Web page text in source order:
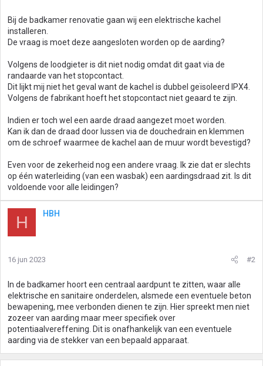
Bij de badkamer renovatie gaan wij een elektrische kachel
installeren.
De vraag is moet deze aangesloten worden op de aarding?
Volgens de loodgieter is dit niet nodig omdat dit gaat via de
randaarde van het stopcontact.
Dit lijkt mij niet het geval want de kachel is dubbel geïsoleerd IPX4.
Volgens de fabrikant hoeft het stopcontact niet geaard te zijn.
Indien er toch wel een aarde draad aangezet moet worden.
Kan ik dan de draad door lussen via de douchedrain en klemmen
om de schroef waarmee de kachel aan de muur wordt bevestigd?
Even voor de zekerheid nog een andere vraag. Ik zie dat er slechts
op één waterleiding (van een wasbak) een aardingsdraad zit. Is dit
voldoende voor alle leidingen?
H HBH
16 jun 2023 #2
In de badkamer hoort een centraal aardpunt te zitten, waar alle
elektrische en sanitaire onderdelen, alsmede een eventuele beton
bewapening, mee verbonden dienen te zijn. Hier spreekt men niet
zozeer van aarding maar meer specifiek over
potentiaalvereffening. Dit is onafhankelijk van een eventuele
aarding via de stekker van een bepaald apparaat.